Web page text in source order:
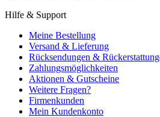
Hilfe & Support
Meine Bestellung
Versand & Lieferung
Rücksendungen &
Zahlungsmöglichkeiten
Aktionen & Gutscheine
Weitere Fragen?
Firmenkunden
Mein Kundenkonto